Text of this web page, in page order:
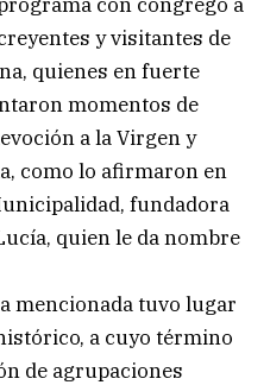
y visitantes de
quienes en fuerte
momentos de
a la Virgen y
como lo afirmaron en
fundadora
quien le da nombre
mencionada tuvo lugar
a cuyo término
de agrupaciones